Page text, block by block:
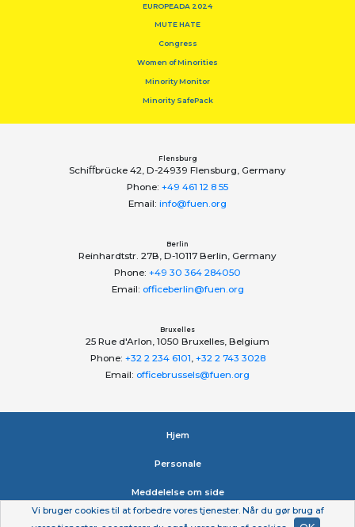
EUROPEADA 2024
MUTE HATE
Congress
Women of Minorities
Minority Monitor
Minority SafePack
Flensburg
Schiﬀbrücke 42, D-24939 Flensburg, Germany
Phone: +49 461 12 8 55
Email: info@fuen.org
Berlin
Reinhardtstr. 27B, D-10117 Berlin, Germany
Phone: +49 30 364 284050
Email: officeberlin@fuen.org
Bruxelles
25 Rue d'Arlon, 1050 Bruxelles, Belgium
Phone: +32 2 234 6101 +32 2 743 3028
Email: officebrussels@fuen.org
Hjem
Personale
Meddelelse om side
Vi bruger cookies til at forbedre vores tjenester. Når du gør brug af